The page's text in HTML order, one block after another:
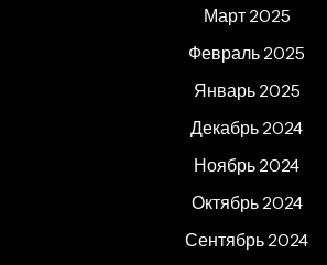
Март 2025
Февраль 2025
Январь 2025
Декабрь 2024
Ноябрь 2024
Октябрь 2024
Сентябрь 2024